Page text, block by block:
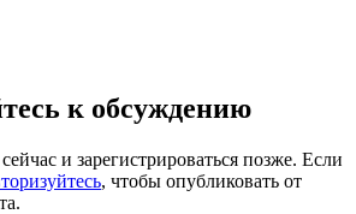
к обсуждению
и зарегистрироваться позже. Если
, чтобы опубликовать от